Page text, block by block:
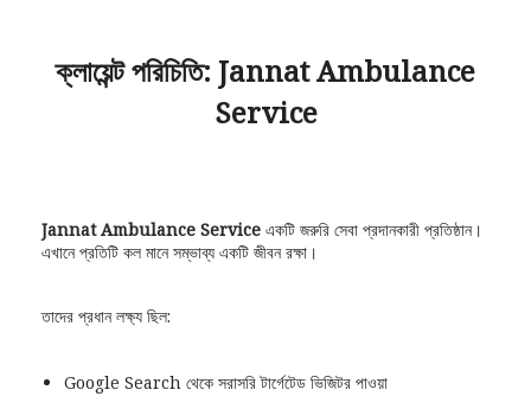
ক্লায়েন্ট পরিচিতি: Jannat Ambulance
Service
Jannat Ambulance Service একটি জরুরি সেবা প্রদানকারী প্রতিষ্ঠান।
এখানে প্রতিটি কল মানে সম্ভাব্য একটি জীবন রক্ষা।
তাদের প্রধান লক্ষ্য ছিল:
Google Search থেকে সরাসরি টার্গেটেড ভিজিটর পাওয়া